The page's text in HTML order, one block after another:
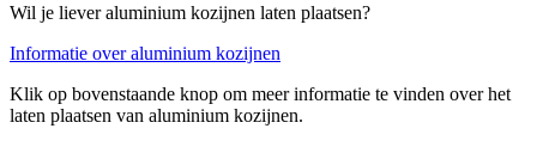
Wil je liever aluminium kozijnen laten plaatsen?
Informatie over aluminium kozijnen
Klik op bovenstaande knop om meer informatie te vinden over het
laten plaatsen van aluminium kozijnen.